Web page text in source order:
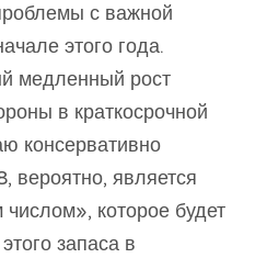
с важной
этого года.
медленный рост
в краткосрочной
консервативно
вероятно, является
которое будет
запаса в